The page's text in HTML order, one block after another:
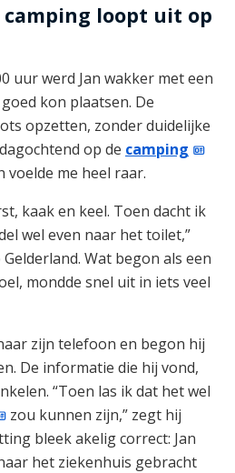
camping loopt uit op
uur werd Jan wakker met een
kon plaatsen. De
opzetten, zonder duidelijke
op de camping
voelde me heel raar.
kaak en keel. Toen dacht ik
wel even naar het toilet,”
Wat begon als een
mondde snel uit in iets veel
zijn telefoon en begon hij
De informatie die hij vond,
“Toen las ik dat het wel
zou kunnen zijn,” zegt hij
bleek akelig correct: Jan
het ziekenhuis gebracht